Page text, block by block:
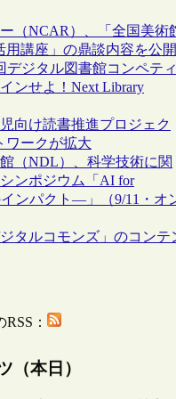
（NCAR）、「全国美術
講座」の鼎談内容を公開
ジタル図書館コンペティ
ンせよ！Next Library
向け読書推進プロジェク
ワークが拡大
（NDL）、科学技術に関
ンポジウム「AI for
ンパクト―」（9/11・オ
タルコモンズ」のコンテ
：
（本日）